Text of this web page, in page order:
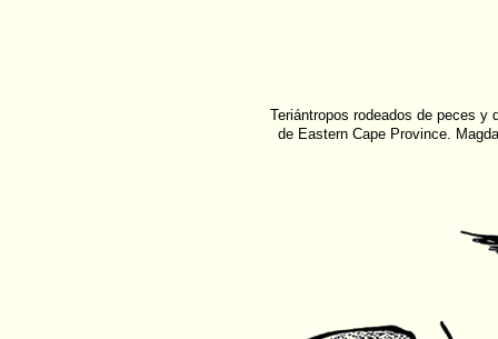
Teriántropos rodeados de peces y
de Eastern Cape Province.